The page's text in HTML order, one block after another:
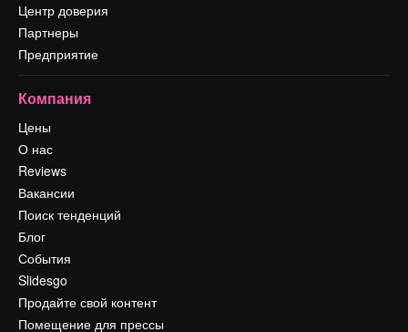
Центр доверия
Партнеры
Предприятие
Компания
Цены
О нас
Reviews
Вакансии
Поиск тенденций
Блог
События
Slidesgo
Продайте свой контент
Помещение для прессы